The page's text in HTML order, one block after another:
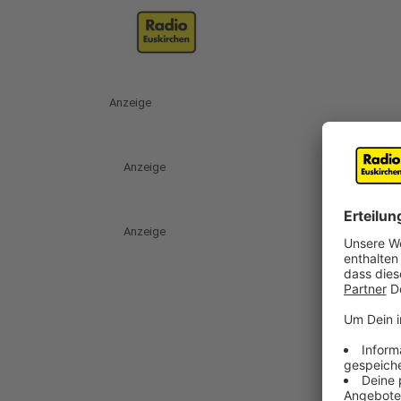
Anzeige
Anzeige
Anzeige